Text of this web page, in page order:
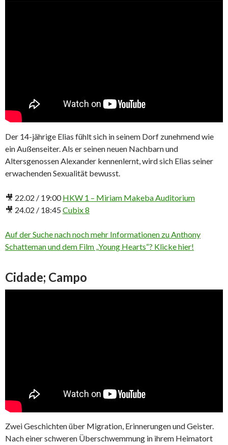
Der 14-jährige Elias fühlt sich in seinem Dorf zunehmend wie
ein Außenseiter. Als er seinen neuen Nachbarn und
Altersgenossen Alexander kennenlernt, wird sich Elias seiner
erwachenden Sexualität bewusst.
🎥 22.02 / 19:00HKW 1 – Miriam Makeba Auditorium
🎥 24.02 / 18:45 Cubix 8
Auf der Suche nach noch mehr Informationen zu Anthony
Schatteman und dem Film „Young Hearts“? Klicke hier!
Cidade; Campo
Zwei Geschichten über Migration, Erinnerungen und Geister.
Nach einer schweren Überschwemmung in ihrem Heimatort